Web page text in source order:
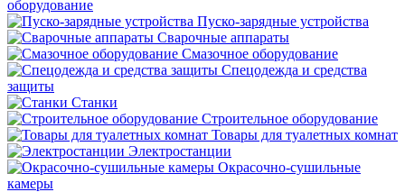
оборудование
Пуско-зарядные устройства
Сварочные аппараты
Смазочное оборудование
Спецодежда и средства
защиты
Станки
Строительное оборудование
Товары для туалетных комнат
Электростанции
Окрасочно-сушильные
камеры